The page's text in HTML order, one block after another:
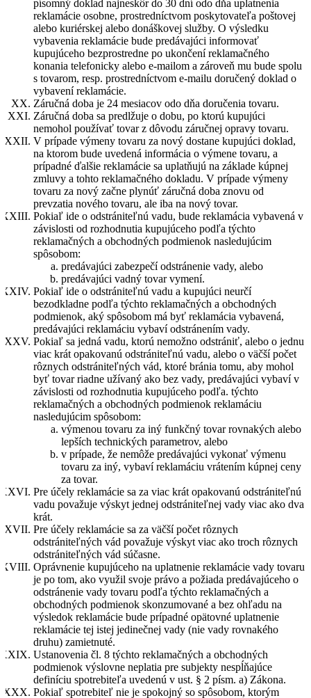
písomný doklad najneskôr do 30 dní odo dňa uplatnenia
reklamácie osobne, prostredníctvom poskytovateľa poštovej
alebo kuriérskej alebo donáškovej služby. O výsledku
vybavenia reklamácie bude predávajúci informovať
kupujúceho bezprostredne po ukončení reklamačného
konania telefonicky alebo e-mailom a zároveň mu bude spolu
s tovarom, resp. prostredníctvom e-mailu doručený doklad o
vybavení reklamácie.
Záručná doba je 24 mesiacov odo dňa doručenia tovaru.
Záručná doba sa predlžuje o dobu, po ktorú kupujúci
nemohol používať tovar z dôvodu záručnej opravy tovaru.
V prípade výmeny tovaru za nový dostane kupujúci doklad,
na ktorom bude uvedená informácia o výmene tovaru, a
prípadné ďalšie reklamácie sa uplatňujú na základe kúpnej
zmluvy a tohto reklamačného dokladu. V prípade výmeny
tovaru za nový začne plynúť záručná doba znovu od
prevzatia nového tovaru, ale iba na nový tovar.
Pokiaľ ide o odstrániteľnú vadu, bude reklamácia vybavená v
závislosti od rozhodnutia kupujúceho podľa týchto
reklamačných a obchodných podmienok nasledujúcim
spôsobom:
predávajúci zabezpečí odstránenie vady, alebo
predávajúci vadný tovar vymení.
Pokiaľ ide o odstrániteľnú vadu a kupujúci neurčí
bezodkladne podľa týchto reklamačných a obchodných
podmienok, aký spôsobom má byť reklamácia vybavená,
predávajúci reklamáciu vybaví odstránením vady.
Pokiaľ sa jedná vadu, ktorú nemožno odstrániť, alebo o jednu
viac krát opakovanú odstrániteľnú vadu, alebo o väčší počet
rôznych odstrániteľných vád, ktoré bránia tomu, aby mohol
byť tovar riadne užívaný ako bez vady, predávajúci vybaví v
závislosti od rozhodnutia kupujúceho podľa. týchto
reklamačných a obchodných podmienok reklamáciu
nasledujúcim spôsobom:
výmenou tovaru za iný funkčný tovar rovnakých alebo
lepších technických parametrov, alebo
v prípade, že nemôže predávajúci vykonať výmenu
tovaru za iný, vybaví reklamáciu vrátením kúpnej ceny
za tovar.
Pre účely reklamácie sa za viac krát opakovanú odstrániteľnú
vadu považuje výskyt jednej odstrániteľnej vady viac ako dva
krát.
Pre účely reklamácie sa za väčší počet rôznych
odstrániteľných vád považuje výskyt viac ako troch rôznych
odstrániteľných vád súčasne.
Oprávnenie kupujúceho na uplatnenie reklamácie vady tovaru
je po tom, ako využil svoje právo a požiada predávajúceho o
odstránenie vady tovaru podľa týchto reklamačných a
obchodných podmienok skonzumované a bez ohľadu na
výsledok reklamácie bude prípadné opätovné uplatnenie
reklamácie tej istej jedinečnej vady (nie vady rovnakého
druhu) zamietnuté.
Ustanovenia čl. 8 týchto reklamačných a obchodných
podmienok výslovne neplatia pre subjekty nespĺňajúce
definíciu spotrebiteľa uvedenú v ust. § 2 písm. a) Zákona.
Pokiaľ spotrebiteľ nie je spokojný so spôsobom, ktorým